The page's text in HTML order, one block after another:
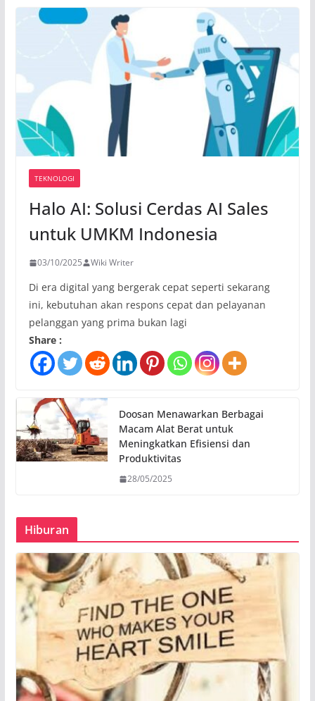
TEKNOLOGI
Halo AI: Solusi Cerdas AI Sales
untuk UMKM Indonesia
03/10/2025 Wiki Writer
Di era digital yang bergerak cepat seperti sekarang
ini, kebutuhan akan respons cepat dan pelayanan
pelanggan yang prima bukan lagi
Share :
Doosan Menawarkan Berbagai
Macam Alat Berat untuk
Meningkatkan Efisiensi dan
Produktivitas
28/05/2025
Hiburan